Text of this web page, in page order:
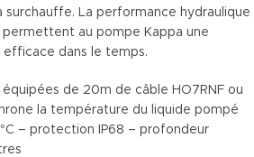
surchauffe. La performance hydraulique
au pompe Kappa une
dans le temps.
de 20m de câble HO7RNF ou
la température du liquide pompé
– protection IP68 – profondeur